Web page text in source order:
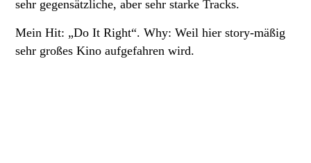
sehr gegensätzliche, aber sehr starke Tracks.
Mein Hit: „Do It Right“. Why: Weil hier story-mäßig
sehr großes Kino aufgefahren wird.